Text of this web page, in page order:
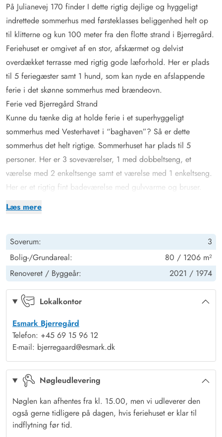
Læs mere
På Julianevej 170 finder I dette rigtig dejlige og hyggeligt
indrettede sommerhus med førsteklasses beliggenhed helt op
til klitterne og kun 100 meter fra den flotte strand i Bjerregård.
Feriehuset er omgivet af en stor, afskærmet og delvist
overdækket terrasse med rigtig gode læforhold. Her er plads
til 5 feriegæster samt 1 hund, som kan nyde en afslappende
ferie i det skønne sommerhus med brændeovn.
Ferie ved Bjerregård Strand
Kunne du tænke dig at holde ferie i et superhyggeligt
sommerhus med Vesterhavet i “baghaven”? Så er dette
sommerhus det helt rigtige. Sommerhuset har plads til 5
personer. Her er 3 soveværelser, 1 med dobbeltseng, et
værelse med 2 enkeltsenge samt et værelse med 1 enkeltseng.
Her er et rigtig fint badeværelse med gulvvarme og bruser.
Køkkenet er veludstyret med opvaskemaskine og fryser og er
På en blæsende efterårsdag kan I slappe af på sofaen, mens
brændeovnen knitrer i baggrunden. Fra stuen er der udgang til
den lukkede terrasse, der er ca. 100 m2 og går rundt om
feriehuset fra øst mod vest. Herfra kan du nyde solen hele
dagen. På terrassen finder du havemøbler, liggestole og grill.
Udflugter fra Bjerregård
Får du lyst til at køre omkring i området, kan vi anbefale en tur
til fiskerbyenHvide Sande, der ligger ca. 15 kilometer nord for
Bjerregård. Hvide Sande er en lille, hyggelig by med masser af
charme og et autentisk miljø. På havnen finder du
dagligvarebutikker, små specialforretninger og flere
spisesteder.
Fra molerne og slusen i
Soverum:
3
Bolig-/Grundareal:
80 / 1206 m²
Renoveret / Byggeår: 2021 / 1974
Lokalkontor
Esmark Bjerregård
Telefon: +45 69 15 96 12
E-mail: bjerregaard@esmark.dk
Nøgleudlevering
Nøglen kan afhentes fra kl. 15.00, men vi udleverer den
også gerne tidligere på dagen, hvis feriehuset er klar til
indflytning før tid.